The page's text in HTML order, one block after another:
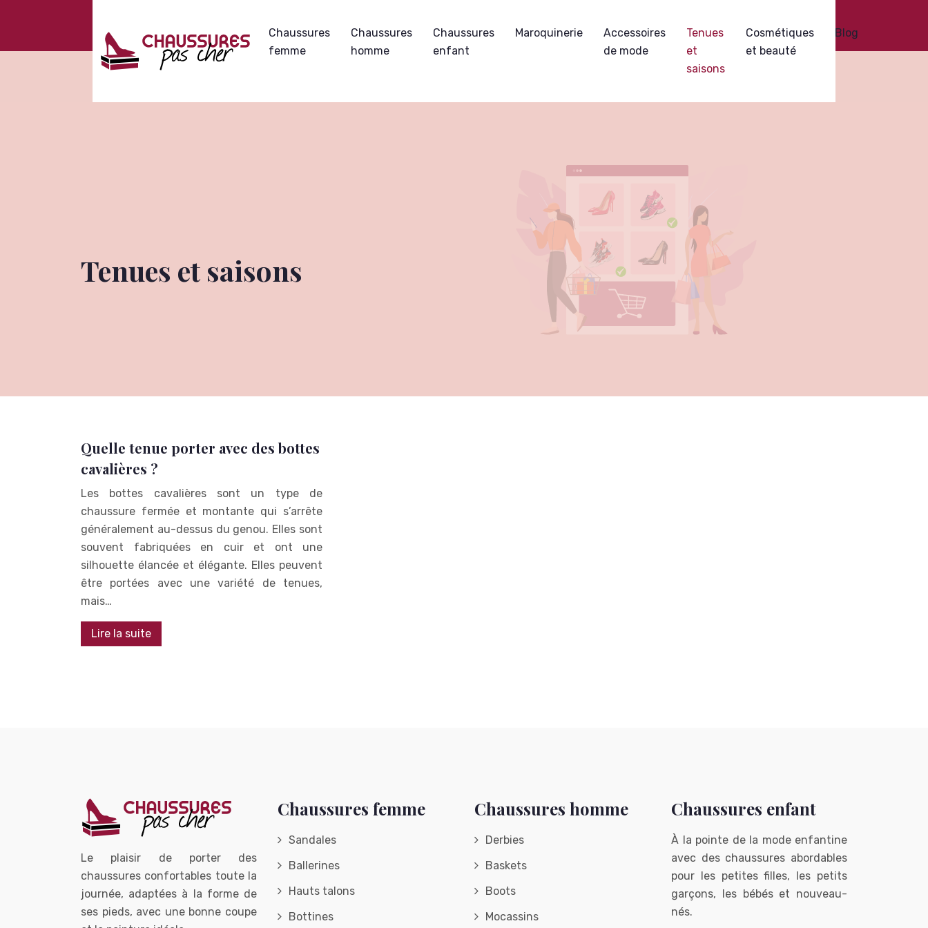
Chaussures
femme
Chaussures
homme
Chaussures
enfant
Maroquinerie
Accessoires
de mode
Tenues
et
saisons
Cosmétiques
et beauté
Blog
Tenues et saisons
Quelle tenue porter avec des bottes
cavalières ?
Les bottes cavalières sont un type de
chaussure fermée et montante qui s’arrête
généralement au-dessus du genou. Elles sont
souvent fabriquées en cuir et ont une
silhouette élancée et élégante. Elles peuvent
être portées avec une variété de tenues,
mais…
Lire la suite
Le plaisir de porter des
chaussures confortables toute la
journée, adaptées à la forme de
ses pieds, avec une bonne coupe
Chaussures femme
Sandales
Ballerines
Hauts talons
Bottines
Chaussures homme
Derbies
Baskets
Boots
Mocassins
Chaussures enfant
À la pointe de la mode enfantine
avec des chaussures abordables
pour les petites filles, les petits
garçons, les bébés et nouveau-
nés.